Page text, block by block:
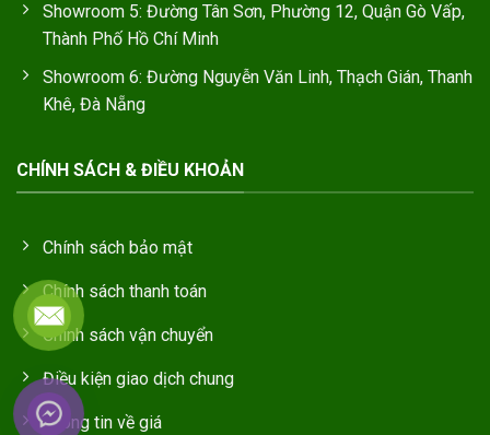
Showroom 5: Đường Tân Sơn, Phường 12, Quận Gò Vấp,
Thành Phố Hồ Chí Minh
Showroom 6: Đường Nguyễn Văn Linh, Thạch Gián, Thanh
Khê, Đà Nẵng
CHÍNH SÁCH & ĐIỀU KHOẢN
Chính sách bảo mật
Chính sách thanh toán
Chính sách vận chuyển
Điều kiện giao dịch chung
Thông tin về giá